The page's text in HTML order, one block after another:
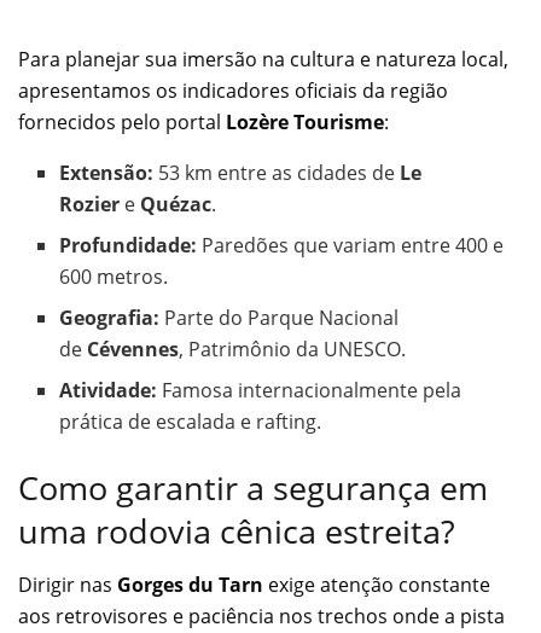
Para planejar sua imersão na cultura e natureza local,
apresentamos os indicadores oficiais da região
fornecidos pelo portal Lozère Tourisme:
Extensão: 53 km entre as cidades de Le
Rozier e Quézac.
Profundidade: Paredões que variam entre 400 e
600 metros.
Geografia: Parte do Parque Nacional
de Cévennes, Patrimônio da UNESCO.
Atividade: Famosa internacionalmente pela
prática de escalada e rafting.
Como garantir a segurança em
uma rodovia cênica estreita?
Dirigir nas Gorges du Tarn exige atenção constante
aos retrovisores e paciência nos trechos onde a pista